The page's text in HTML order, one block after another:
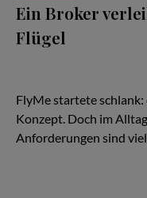
Ein Broker
Flügel
FlyMe startete schlank:
Konzept. Doch im
Anforderungen sind